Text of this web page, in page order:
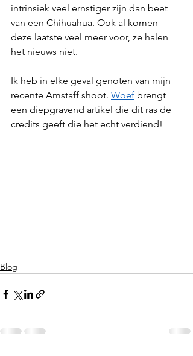
intrinsiek veel ernstiger zijn dan beet
van een Chihuahua. Ook al komen
deze laatste veel meer voor, ze halen
het nieuws niet.
Ik heb in elke geval genoten van mijn
recente Amstaff shoot. Woef brengt
een diepgravend artikel die dit ras de
credits geeft die het echt verdiend!
Blog